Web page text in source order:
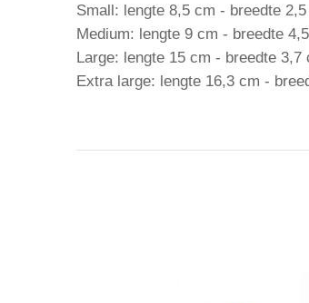
Small: lengte 8,5 cm - breedte
Medium: lengte 9 cm - breedte
Large: lengte 15 cm - breedte 3,7
Extra large: lengte 16,3 cm -